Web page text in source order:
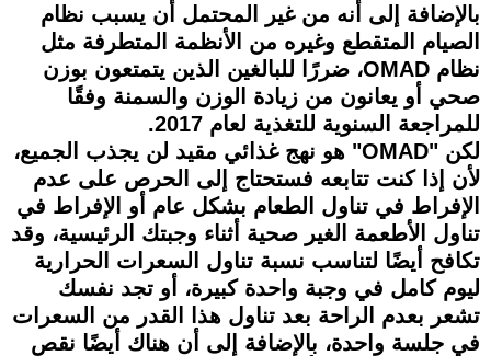
بالإضافة إلى أنه من غير المحتمل أن يسبب نظام
الصيام المتقطع وغيره من الأنظمة المتطرفة مثل
نظام OMAD، ضررًا للبالغين الذين يتمتعون بوزن
صحي أو يعانون من زيادة الوزن والسمنة وفقًا
للمراجعة السنوية للتغذية لعام 2017.
لكن "OMAD" هو نهج غذائي مقيد لن يجذب الجميع،
لأن إذا كنت تتابعه فستحتاج إلى الحرص على عدم
الإفراط في تناول الطعام بشكل عام أو الإفراط في
تناول الأطعمة الغير صحية أثناء وجبتك الرئيسية، وقد
تكافح أيضًا لتناسب نسبة تناول السعرات الحرارية
ليوم كامل في وجبة واحدة كبيرة، أو تجد نفسك
تشعر بعدم الراحة بعد تناول هذا القدر من السعرات
في جلسة واحدة، بالإضافة إلى أن هناك أيضًا نقص